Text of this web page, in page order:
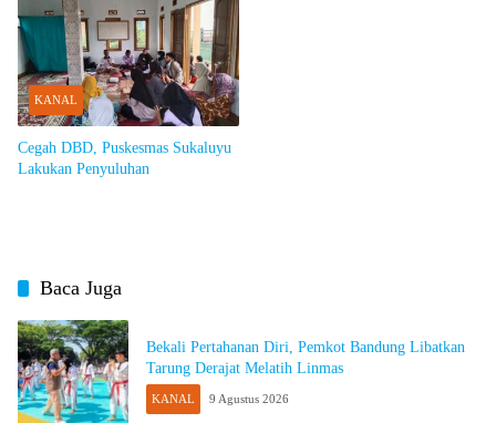
KANAL
Cegah DBD, Puskesmas Sukaluyu
Lakukan Penyuluhan
Baca Juga
Bekali Pertahanan Diri, Pemkot Bandung Libatkan
Tarung Derajat Melatih Linmas
KANAL 9 Agustus 2026